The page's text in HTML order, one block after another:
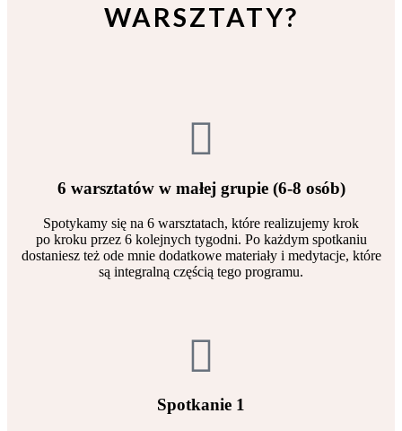
WARSZTATY?
6 warsztatów w małej grupie (6-8 osób)
Spotykamy się na 6 warsztatach, które realizujemy krok
po kroku przez 6 kolejnych tygodni. Po każdym spotkaniu
dostaniesz też ode mnie dodatkowe materiały i medytacje, które
są integralną częścią tego programu.
Spotkanie 1